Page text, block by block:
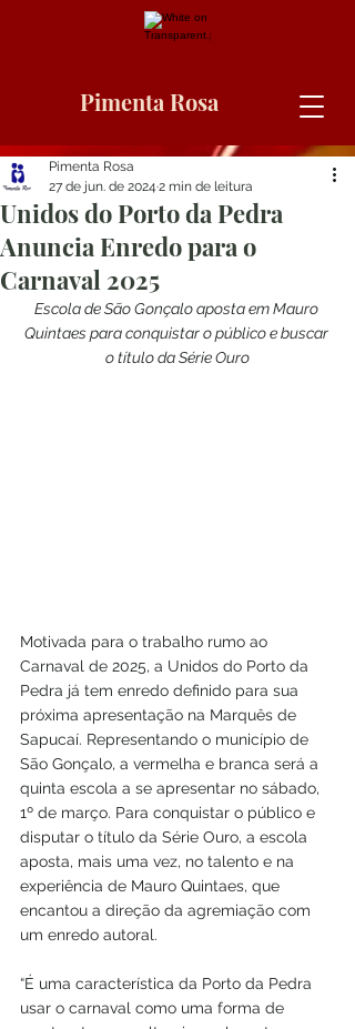
Pimenta Rosa
Unidos do Porto da Pedra
Anuncia Enredo para o
Carnaval 2025
Pimenta Rosa
27 de jun. de 2024 2 min de leitura
Escola de São Gonçalo aposta em Mauro
Quintaes para conquistar o público e buscar
o título da Série Ouro
Motivada para o trabalho rumo ao
Carnaval de 2025, a Unidos do Porto da
Pedra já tem enredo definido para sua
próxima apresentação na Marquês de
Sapucaí. Representando o município de
São Gonçalo, a vermelha e branca será a
quinta escola a se apresentar no sábado,
1º de março. Para conquistar o público e
disputar o título da Série Ouro, a escola
aposta, mais uma vez, no talento e na
experiência de Mauro Quintaes, que
encantou a direção da agremiação com
um enredo autoral.
“É uma característica da Porto da Pedra
usar o carnaval como uma forma de